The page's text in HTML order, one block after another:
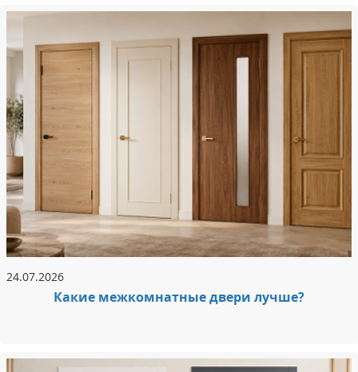
24.07.2026
Какие межкомнатные двери лучше?